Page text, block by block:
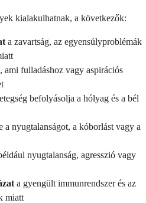
kialakulhatnak, a következők:
a zavartság, az egyensúlyproblémák
, ami fulladáshoz vagy aspirációs
befolyásolja a hólyag és a bél
a nyugtalanságot, a kóborlást vagy a
nyugtalanság, agresszió vagy
a gyengült immunrendszer és az
miatt